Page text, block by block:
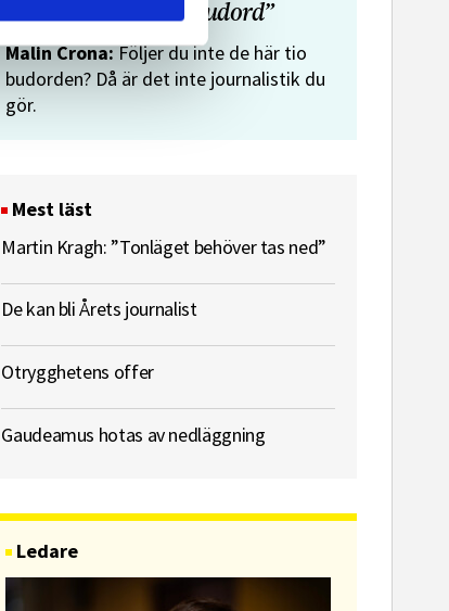
”Journalistens tio budord”
Malin Crona:Följer du inte de här tio
budorden? Då är det inte journalistik du
gör.
Mest läst
Martin Kragh: ”Tonläget behöver tas ned”
De kan bli Årets journalist
Otrygghetens offer
Gaudeamus hotas av nedläggning
Ledare